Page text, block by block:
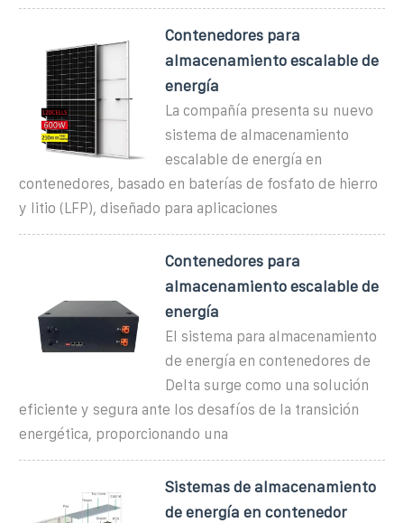
Contenedores para
almacenamiento escalable de
energía
La compañía presenta su nuevo
sistema de almacenamiento
escalable de energía en
contenedores, basado en baterías de fosfato de hierro
y litio (LFP), diseñado para aplicaciones
Contenedores para
almacenamiento escalable de
energía
El sistema para almacenamiento
de energía en contenedores de
Delta surge como una solución
eficiente y segura ante los desafíos de la transición
energética, proporcionando una
Sistemas de almacenamiento
de energía en contenedor